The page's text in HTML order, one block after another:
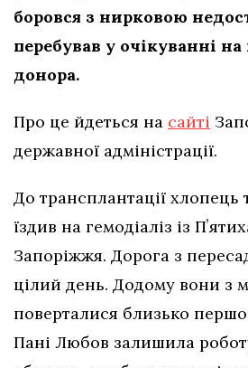
боровся з нирковою
перебував у очікуванні на
донора.
Про це йдеться на сайті
державної адміністрації.
До трансплантації хлопець
їздив на гемодіаліз із
Запоріжжя. Дорога з
цілий день. Додому вони з
поверталися близько
Пані Любов залишила